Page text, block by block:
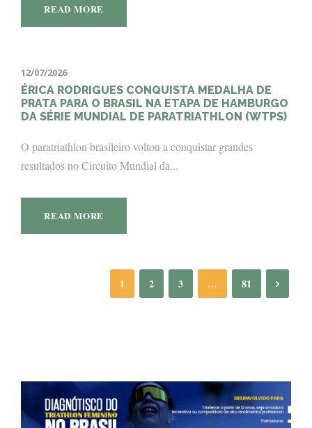
READ MORE
12/07/2026
ÉRICA RODRIGUES CONQUISTA MEDALHA DE
PRATA PARA O BRASIL NA ETAPA DE HAMBURGO
DA SÉRIE MUNDIAL DE PARATRIATHLON (WTPS)
O paratriathlon brasileiro voltou a conquistar grandes
resultados no Circuito Mundial da...
READ MORE
1 2 3 … 81